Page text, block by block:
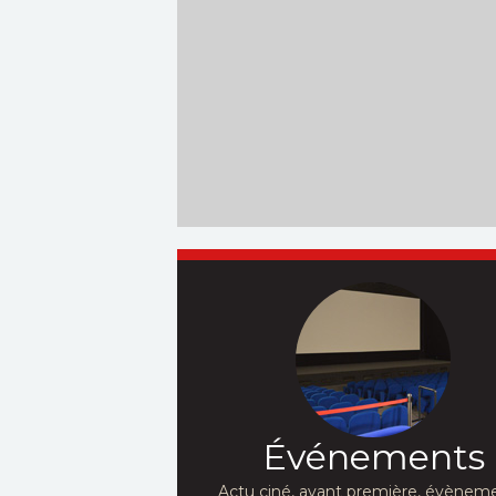
Événements
Actu ciné, avant première,